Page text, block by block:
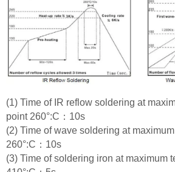
(1) Time of IR reflow soldering at
point 260°:C：10s
(2) Time of wave soldering at
260°:C：10s
(3) Time of soldering iron at maximum